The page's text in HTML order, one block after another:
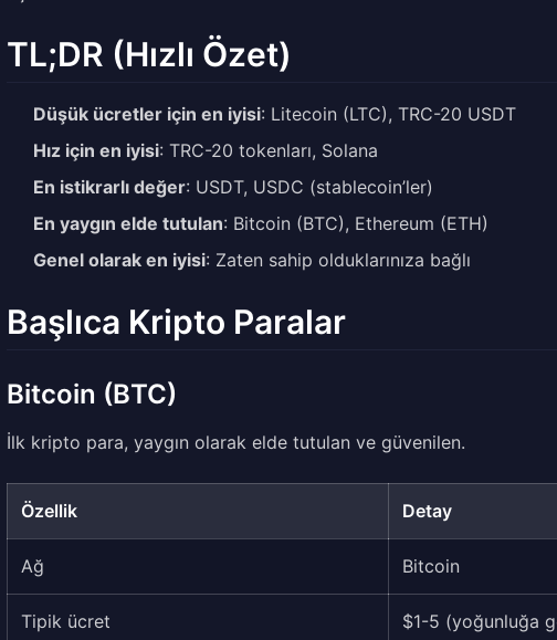
TL;DR (Hızlı Özet)
Düşük ücretler için en iyisi: Litecoin (LTC), TRC-20 USDT
Hız için en iyisi: TRC-20 tokenları, Solana
En istikrarlı değer: USDT, USDC (stablecoin’ler)
En yaygın elde tutulan: Bitcoin (BTC), Ethereum (ETH)
Genel olarak en iyisi: Zaten sahip olduklarınıza bağlı
Başlıca Kripto Paralar
Bitcoin (BTC)
İlk kripto para, yaygın olarak elde tutulan ve güvenilen.
Özellik Detay
Ağ Bitcoin
Tipik ücret $1-5 (yoğunluğa